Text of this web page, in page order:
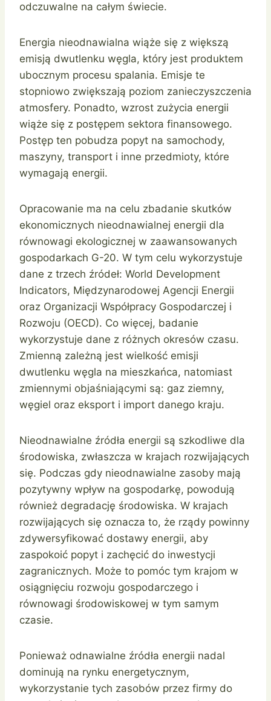
odczuwalne na całym świecie.
Energia nieodnawialna wiąże się z większą
emisją dwutlenku węgla, który jest produktem
ubocznym procesu spalania. Emisje te
stopniowo zwiększają poziom zanieczyszczenia
atmosfery. Ponadto, wzrost zużycia energii
wiąże się z postępem sektora finansowego.
Postęp ten pobudza popyt na samochody,
maszyny, transport i inne przedmioty, które
wymagają energii.
Opracowanie ma na celu zbadanie skutków
ekonomicznych nieodnawialnej energii dla
równowagi ekologicznej w zaawansowanych
gospodarkach G-20. W tym celu wykorzystuje
dane z trzech źródeł: World Development
Indicators, Międzynarodowej Agencji Energii
oraz Organizacji Współpracy Gospodarczej i
Rozwoju (OECD). Co więcej, badanie
wykorzystuje dane z różnych okresów czasu.
Zmienną zależną jest wielkość emisji
dwutlenku węgla na mieszkańca, natomiast
zmiennymi objaśniającymi są: gaz ziemny,
węgiel oraz eksport i import danego kraju.
Nieodnawialne źródła energii są szkodliwe dla
środowiska, zwłaszcza w krajach rozwijających
się. Podczas gdy nieodnawialne zasoby mają
pozytywny wpływ na gospodarkę, powodują
również degradację środowiska. W krajach
rozwijających się oznacza to, że rządy powinny
zdywersyfikować dostawy energii, aby
zaspokoić popyt i zachęcić do inwestycji
zagranicznych. Może to pomóc tym krajom w
osiągnięciu rozwoju gospodarczego i
równowagi środowiskowej w tym samym
czasie.
Ponieważ odnawialne źródła energii nadal
dominują na rynku energetycznym,
wykorzystanie tych zasobów przez firmy do